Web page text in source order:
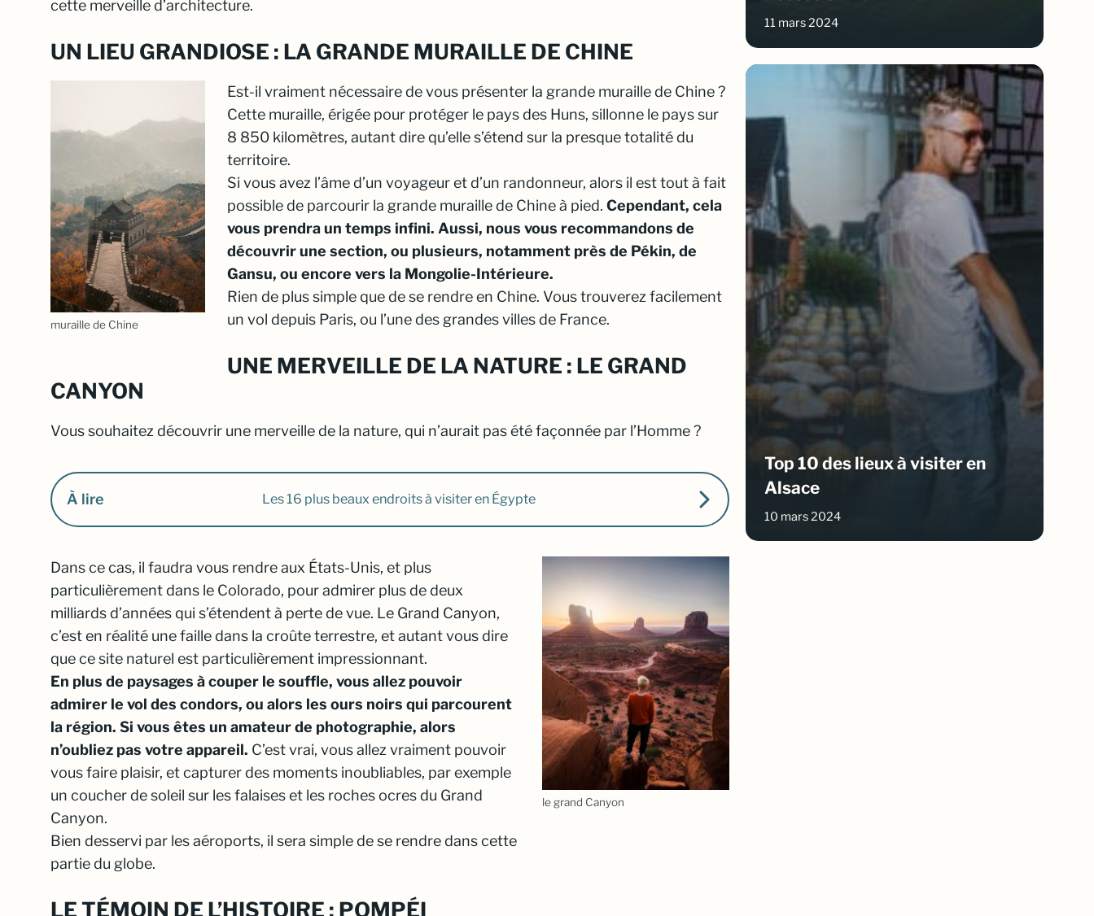
cette merveille d’architecture.
UN LIEU GRANDIOSE : LA GRANDE MURAILLE DE CHINE
muraille de Chine
Est-il vraiment nécessaire de vous présenter la grande muraille de Chine ?
Cette muraille, érigée pour protéger le pays des Huns, sillonne le pays sur
8 850 kilomètres, autant dire qu’elle s’étend sur la presque totalité du
territoire.
Si vous avez l’âme d’un voyageur et d’un randonneur, alors il est tout à fait
possible de parcourir la grande muraille de Chine à pied. Cependant, cela
vous prendra un temps infini. Aussi, nous vous recommandons de
découvrir une section, ou plusieurs, notamment près de Pékin, de
Gansu, ou encore vers la Mongolie-Intérieure.
Rien de plus simple que de se rendre en Chine. Vous trouverez facilement
un vol depuis Paris, ou l’une des grandes villes de France.
UNE MERVEILLE DE LA NATURE : LE GRAND
CANYON
Vous souhaitez découvrir une merveille de la nature, qui n’aurait pas été façonnée par l’Homme ?
À lire Les 16 plus beaux endroits à visiter en Égypte
le grand Canyon
Dans ce cas, il faudra vous rendre aux États-Unis, et plus
particulièrement dans le Colorado, pour admirer plus de deux
milliards d’années qui s’étendent à perte de vue. Le Grand Canyon,
c’est en réalité une faille dans la croûte terrestre, et autant vous dire
que ce site naturel est particulièrement impressionnant.
En plus de paysages à couper le souffle, vous allez pouvoir
admirer le vol des condors, ou alors les ours noirs qui parcourent
la région. Si vous êtes un amateur de photographie, alors
n’oubliez pas votre appareil. C’est vrai, vous allez vraiment pouvoir
vous faire plaisir, et capturer des moments inoubliables, par exemple
un coucher de soleil sur les falaises et les roches ocres du Grand
Canyon.
Bien desservi par les aéroports, il sera simple de se rendre dans cette
partie du globe.
LE TÉMOIN DE L’HISTOIRE : POMPÉI
11 mars 2024
Top 10 des lieux à visiter en
Alsace
10 mars 2024